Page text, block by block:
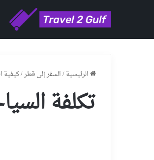
الرئيسية/السفر إلى قطر/كيفية
تكلفة